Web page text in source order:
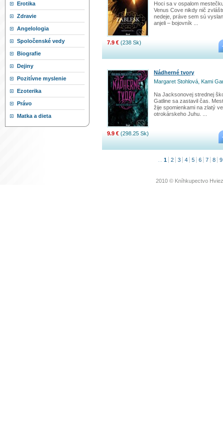
Erotika
Zdravie
Angelologia
Spoločenské vedy
Biografie
Dejiny
Pozitívne myslenie
Ezoterika
Právo
Matka a dieta
Hoci sa v ospalom
Venus Cove nikdy nič
nedeje, práve sem sú
anjeli – bojovník ...
7.9 € (238 Sk)
Nádherné tvory
Margaret Stohlová, Kami
Na Jacksonovej strednej
Gatline sa zastavil čas.
žije spomienkami na zlatý
otrokárskeho Juhu. ...
9.9 € (298.25 Sk)
1 2 3 4 5 6 7 8 9
2010 © Kníhkupectvo